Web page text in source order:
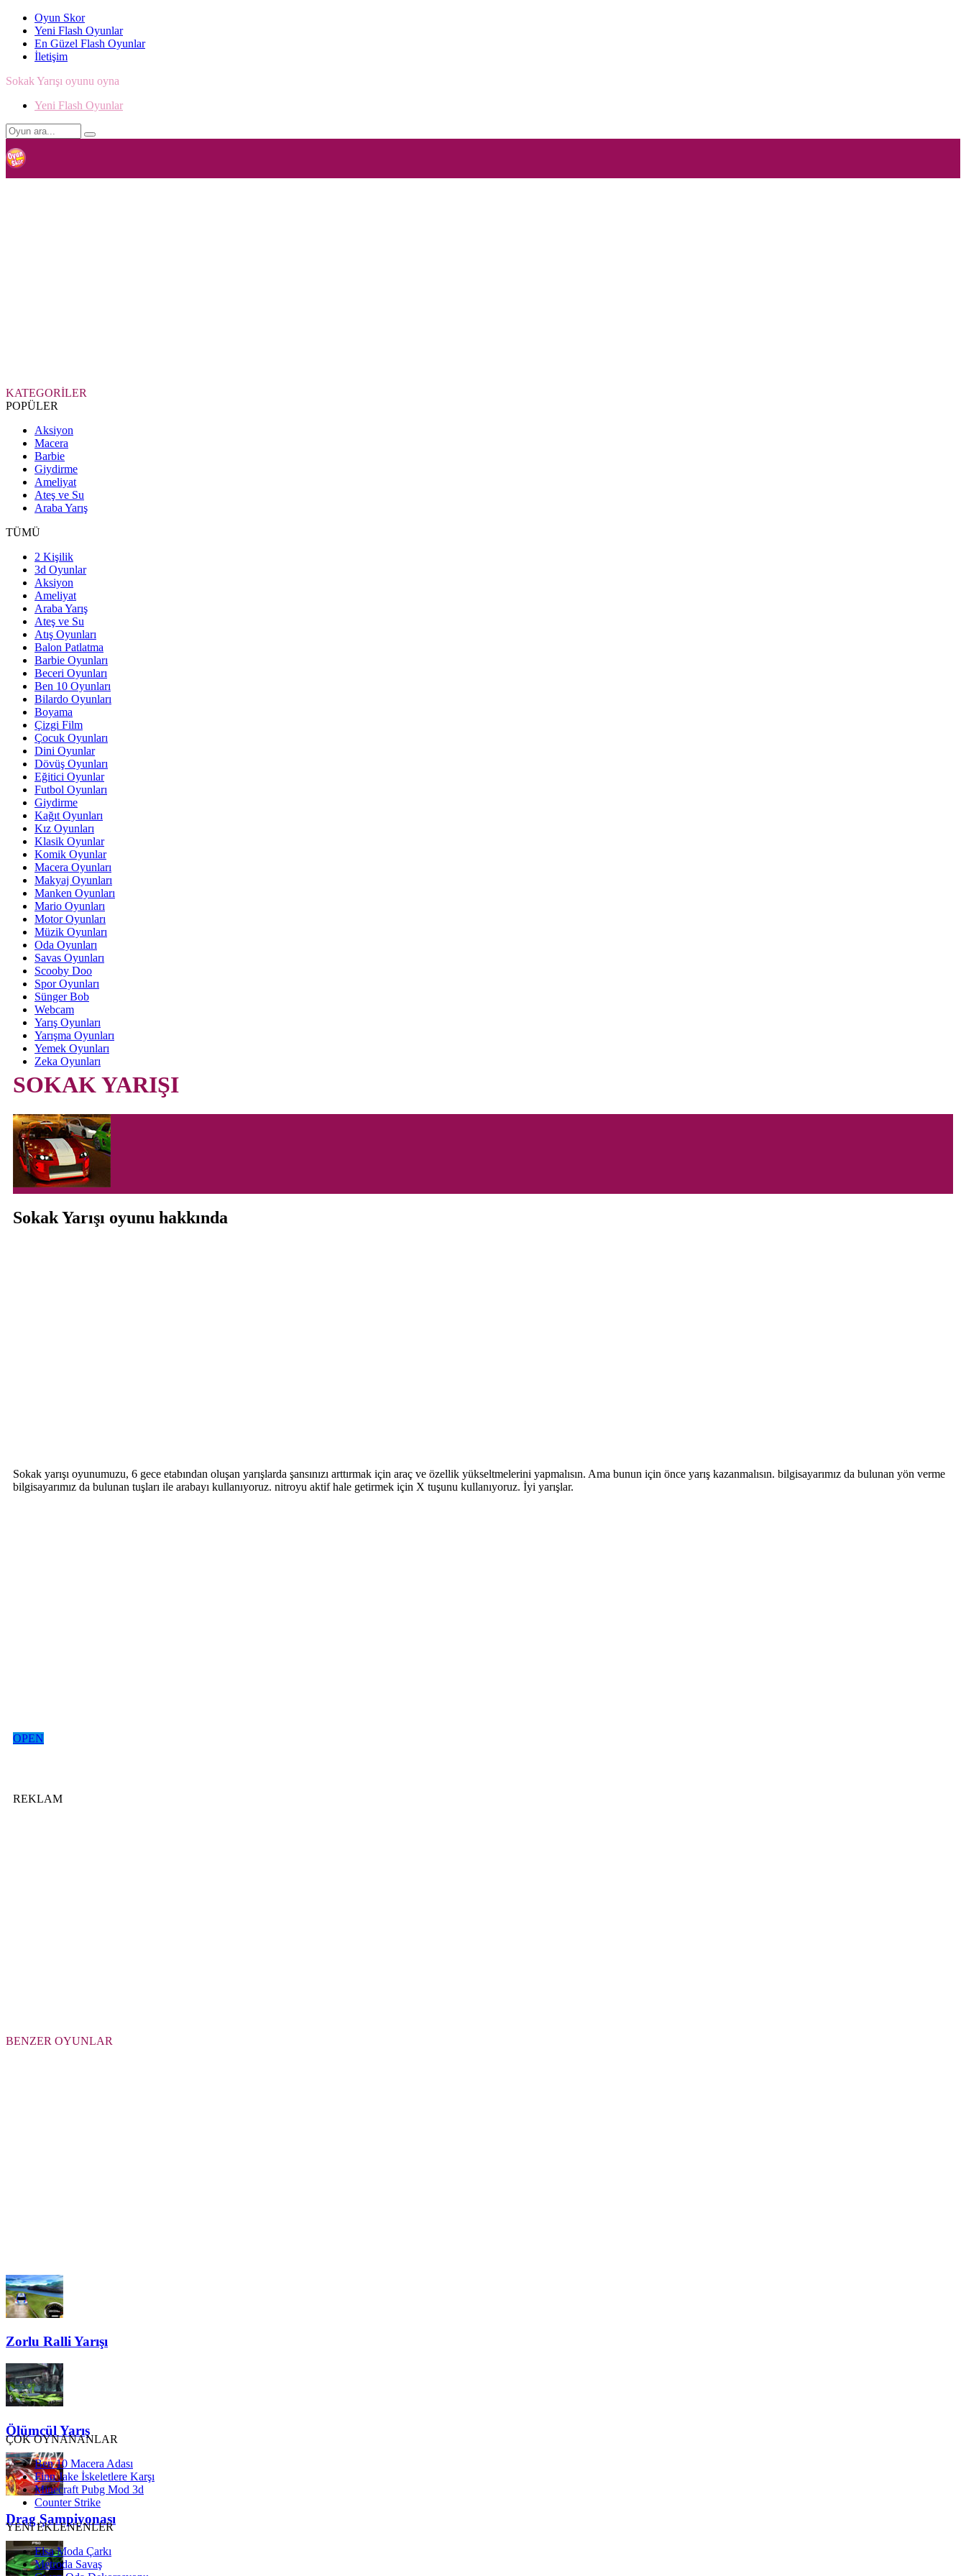
Oyun Skor
Yeni Flash Oyunlar
En Güzel Flash Oyunlar
İletişim
Sokak Yarışı oyunu oyna
Yeni Flash Oyunlar
KATEGORİLER
POPÜLER
Aksiyon
Macera
Barbie
Giydirme
Ameliyat
Ateş ve Su
Araba Yarış
TÜMÜ
2 Kişilik
3d Oyunlar
Aksiyon
Ameliyat
Araba Yarış
Ateş ve Su
Atış Oyunları
Balon Patlatma
Barbie Oyunları
Beceri Oyunları
Ben 10 Oyunları
Bilardo Oyunları
Boyama
Çizgi Film
Çocuk Oyunları
Dini Oyunlar
Dövüş Oyunları
Eğitici Oyunlar
Futbol Oyunları
Giydirme
Kağıt Oyunları
Kız Oyunları
Klasik Oyunlar
Komik Oyunlar
Macera Oyunları
Makyaj Oyunları
Manken Oyunları
Mario Oyunları
Motor Oyunları
Müzik Oyunları
Oda Oyunları
Savas Oyunları
Scooby Doo
Spor Oyunları
Sünger Bob
Webcam
Yarış Oyunları
Yarışma Oyunları
Yemek Oyunları
Zeka Oyunları
SOKAK YARIŞI
Sokak Yarışı oyunu hakkında
Sokak yarışı oyunumuzu, 6 gece etabından oluşan yarışlarda şansınızı arttırmak için araç ve özellik yükseltmelerini yapmalısın. Ama bunun için önce yarış kazanmalısın. bilgisayarımız da bulunan yön verme
bilgisayarımız da bulunan tuşları ile arabayı kullanıyoruz. nitroyu aktif hale getirmek için X tuşunu kullanıyoruz. İyi yarışlar.
OPEN
REKLAM
BENZER OYUNLAR
Zorlu Ralli Yarışı
Ölümcül Yarış
Drag Şampiyonası
ÇOK OYNANANLAR
Ben 10 Macera Adası
Finn Jake İskeletlere Karşı
Minecraft Pubg Mod 3d
Counter Strike
YENİ EKLENENLER
Elsa Moda Çarkı
Metroda Savaş